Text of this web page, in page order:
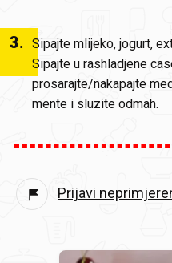
3. Sipajte mlijeko, jogurt,
Sipajte u rashladjene
prosarajte/nakapajte
mente i sluzite odmah.
Prijavi